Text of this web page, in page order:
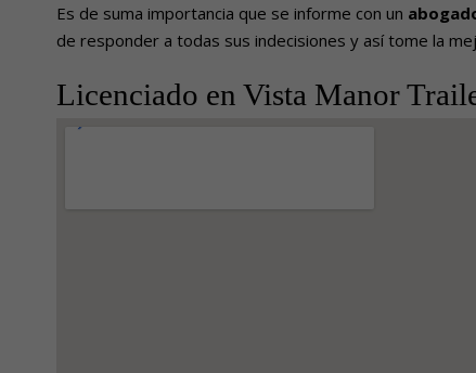
Es de suma importancia que se informe con un
de responder a todas sus indecisiones y así tome la
Licenciado en Vista Manor